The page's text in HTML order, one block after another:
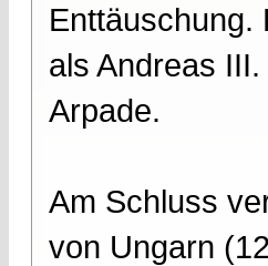
Enttäuschung.
als Andreas
Arpade.
Am Schluss
von Ungarn